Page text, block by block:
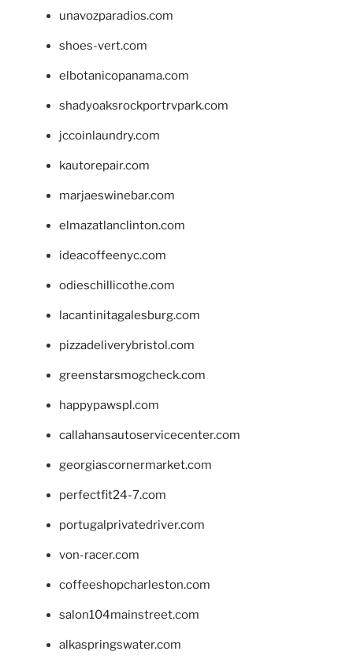
unavozparadios.com
shoes-vert.com
elbotanicopanama.com
shadyoaksrockportrvpark.com
jccoinlaundry.com
kautorepair.com
marjaeswinebar.com
elmazatlanclinton.com
ideacoffeenyc.com
odieschillicothe.com
lacantinitagalesburg.com
pizzadeliverybristol.com
greenstarsmogcheck.com
happypawspl.com
callahansautoservicecenter.com
georgiascornermarket.com
perfectfit24-7.com
portugalprivatedriver.com
von-racer.com
coffeeshopcharleston.com
salon104mainstreet.com
alkaspringswater.com